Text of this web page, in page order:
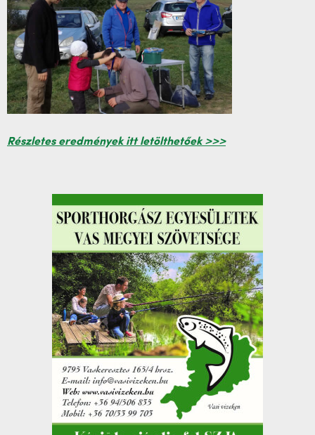
Részletes eredmények itt letölthetőek >>>